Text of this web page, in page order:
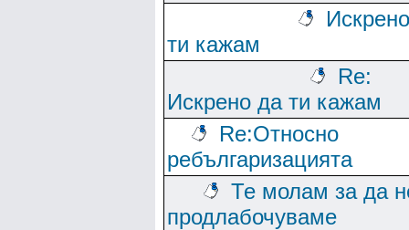
ти кажам
Re:
Искрено да ти кажам
Re:Относно
ребългаризацията
Те молам за да
продлабочуваме